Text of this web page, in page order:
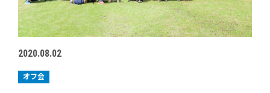
2020.08.02
オフ会